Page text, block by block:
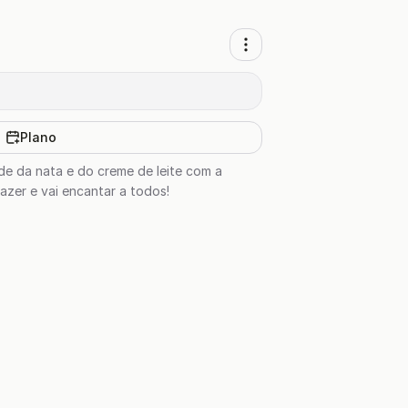
Plano
da nata e do creme de leite com a
e vai encantar a todos!